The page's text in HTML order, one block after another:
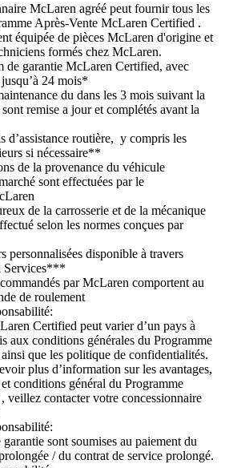
McLaren agréé peut fournir tous les
Après-Vente McLaren Certified .
équipée de pièces McLaren d'origine et
formés chez McLaren.
de garantie McLaren Certified, avec
24 mois*
du dans les 3 mois suivant la
remise a jour et complétés avant la
d’assistance routière, y compris les
si nécessaire**
de la provenance du véhicule
sont effectuées par le
de la carrosserie et de la mécanique
selon les normes conçues par
personnalisées disponible à travers
Services***
par McLaren comportent au
de roulement
Certified peut varier d’un pays à
aux conditions générales du Programme
que les politique de confidentialités.
plus d’information sur les avantages,
conditions général du Programme
veillez contacter votre concessionnaire
sont soumises au paiement du
/ du contrat de service prolongé.